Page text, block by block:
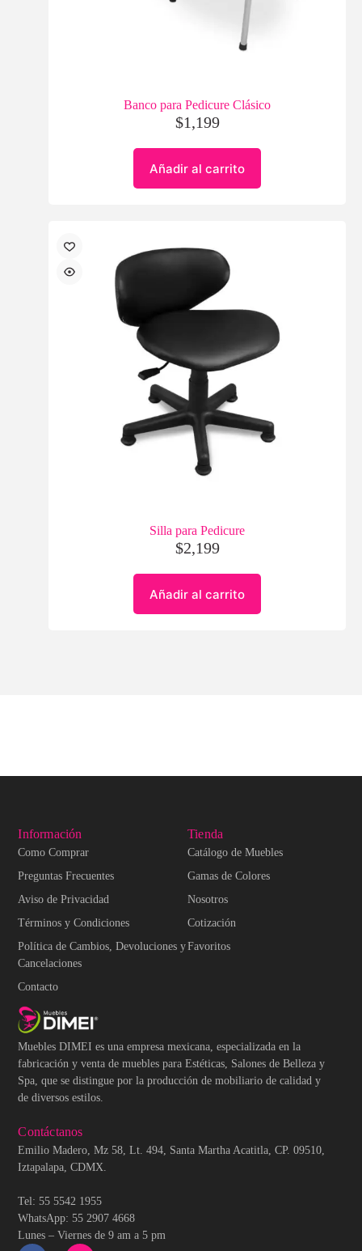
Banco para Pedicure Clásico
$1,199
Añadir al carrito
Silla para Pedicure
$2,199
Añadir al carrito
Muebles DIMEI es una empresa mexicana, especializada en la
fabricación y venta de muebles para Estéticas, Salones de Belleza y
Spa, que se distingue por la producción de mobiliario de calidad y
de diversos estilos.
Información
Como Comprar
Preguntas Frecuentes
Aviso de Privacidad
Términos y Condiciones
Política de Cambios, Devoluciones y
Cancelaciones
Contacto
Tienda
Catálogo de Muebles
Gamas de Colores
Nosotros
Cotización
Favoritos
Contáctanos
Emilio Madero, Mz 58, Lt. 494, Santa Martha Acatitla, CP. 09510,
Iztapalapa, CDMX.
Tel: 55 5542 1955
WhatsApp: 55 2907 4668
Lunes – Viernes de 9 am a 5 pm